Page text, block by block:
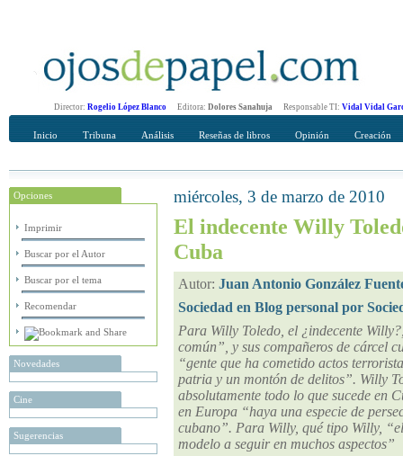
Director: Rogelio López Blanco Editora: Dolores Sanahuja Responsable TI: Vidal Vidal
Inicio Tribuna Análisis Reseñas de libros Opinión Creación
Opciones
Imprimir
Buscar por el Autor
Buscar por el tema
Recomendar
Novedades
Cine
Sugerencias
Recomendar
miércoles, 3 de marzo de 2010
El indecente Willy
Cuba
Autor: Juan Antonio González
Sociedad en Blog personal por
Para Willy Toledo, el ¿indecente
común”, y sus compañeros de cárcel
“gente que ha cometido actos
patria y un montón de delitos”. Willy
absolutamente todo lo que sucede en
en Europa “haya una especie de
cubano”. Para Willy, qué tipo Willy,
modelo a seguir en muchos aspectos”